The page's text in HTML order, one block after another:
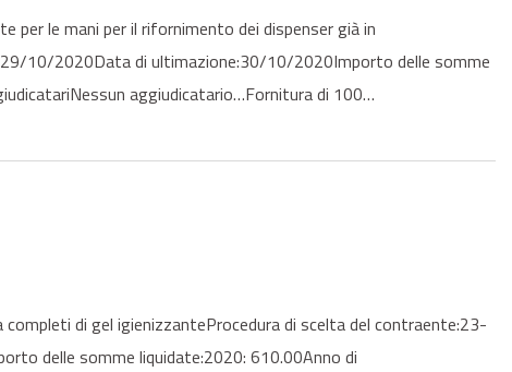
per le mani per il rifornimento dei dispenser già in
10/2020Data di ultimazione:30/10/2020Importo delle somme
aggiudicatario…Fornitura di 100…
di gel igienizzanteProcedura di scelta del contraente:23-
delle somme liquidate:2020: 610.00Anno di